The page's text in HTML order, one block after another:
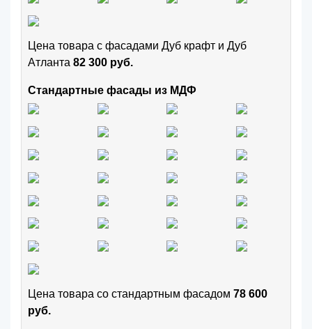
Цена товара с фасадами Дуб крафт и Дуб
Атланта 82 300 руб.
Стандартные фасады из МДФ
Цена товара cо стандартным фасадом 78 600
руб.